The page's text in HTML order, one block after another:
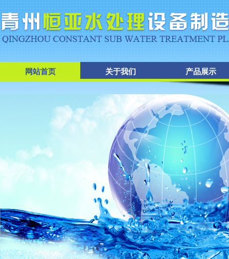
网站首页 关于我们 产品展示
70吨/小时超滤设